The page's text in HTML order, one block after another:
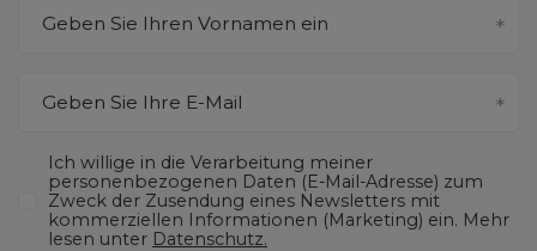
Geben Sie Ihren Vornamen ein
Geben Sie Ihre E-Mail
Ich willige in die Verarbeitung meiner
personenbezogenen Daten (E-Mail-Adresse) zum
Zweck der Zusendung eines Newsletters mit
kommerziellen Informationen (Marketing) ein. Mehr
lesen unter Datenschutz.